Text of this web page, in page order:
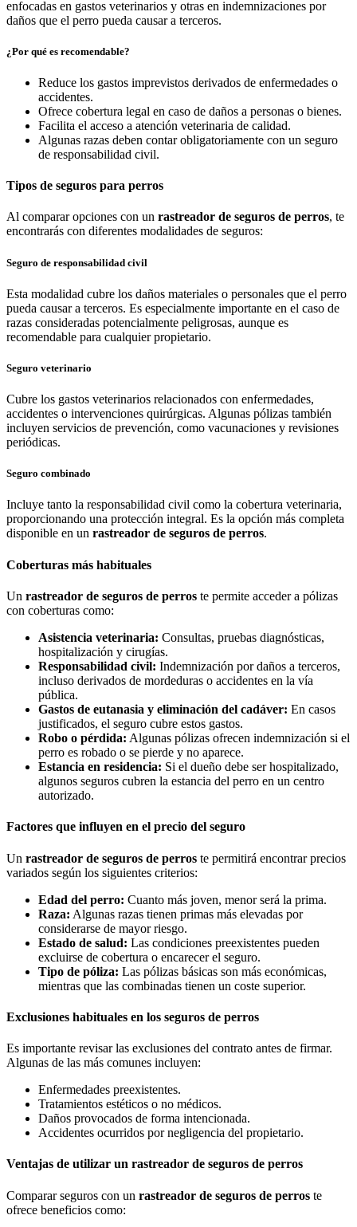
enfocadas en gastos veterinarios y otras en indemnizaciones por
daños que el perro pueda causar a terceros.
¿Por qué es recomendable?
Reduce los gastos imprevistos derivados de enfermedades o
accidentes.
Ofrece cobertura legal en caso de daños a personas o bienes.
Facilita el acceso a atención veterinaria de calidad.
Algunas razas deben contar obligatoriamente con un seguro
de responsabilidad civil.
Tipos de seguros para perros
Al comparar opciones con un rastreador de seguros de perros, te
encontrarás con diferentes modalidades de seguros:
Seguro de responsabilidad civil
Esta modalidad cubre los daños materiales o personales que el perro
pueda causar a terceros. Es especialmente importante en el caso de
razas consideradas potencialmente peligrosas, aunque es
recomendable para cualquier propietario.
Seguro veterinario
Cubre los gastos veterinarios relacionados con enfermedades,
accidentes o intervenciones quirúrgicas. Algunas pólizas también
incluyen servicios de prevención, como vacunaciones y revisiones
periódicas.
Seguro combinado
Incluye tanto la responsabilidad civil como la cobertura veterinaria,
proporcionando una protección integral. Es la opción más completa
disponible en un rastreador de seguros de perros.
Coberturas más habituales
Un rastreador de seguros de perros te permite acceder a pólizas
con coberturas como:
Asistencia veterinaria: Consultas, pruebas diagnósticas,
hospitalización y cirugías.
Responsabilidad civil: Indemnización por daños a terceros,
incluso derivados de mordeduras o accidentes en la vía
pública.
Gastos de eutanasia y eliminación del cadáver: En casos
justificados, el seguro cubre estos gastos.
Robo o pérdida: Algunas pólizas ofrecen indemnización si el
perro es robado o se pierde y no aparece.
Estancia en residencia: Si el dueño debe ser hospitalizado,
algunos seguros cubren la estancia del perro en un centro
autorizado.
Factores que influyen en el precio del seguro
Un rastreador de seguros de perros te permitirá encontrar precios
variados según los siguientes criterios:
Edad del perro: Cuanto más joven, menor será la prima.
Raza: Algunas razas tienen primas más elevadas por
considerarse de mayor riesgo.
Estado de salud: Las condiciones preexistentes pueden
excluirse de cobertura o encarecer el seguro.
Tipo de póliza: Las pólizas básicas son más económicas,
mientras que las combinadas tienen un coste superior.
Exclusiones habituales en los seguros de perros
Es importante revisar las exclusiones del contrato antes de firmar.
Algunas de las más comunes incluyen:
Enfermedades preexistentes.
Tratamientos estéticos o no médicos.
Daños provocados de forma intencionada.
Accidentes ocurridos por negligencia del propietario.
Ventajas de utilizar un rastreador de seguros de perros
Comparar seguros con un rastreador de seguros de perros te
ofrece beneficios como: